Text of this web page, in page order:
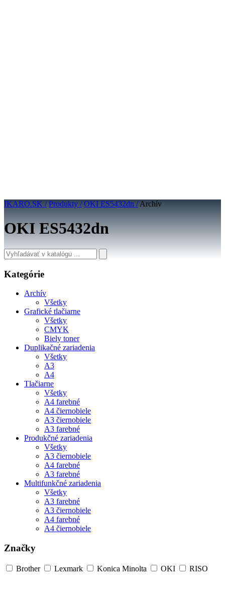
IKARO.SK / Produkty / OKI ES5432dn /Archív
OKI ES5432dn
Kategórie
Archív
Všetky
Grafické tlačiarne
Všetky
CMYK
Biely toner
Duplikačné zariadenia
Všetky
A3
A4
Tlačiarne
Všetky
A4 farebné
A4 čiernobiele
A3 čiernobiele
A3 farebné
Produkčné zariadenia
Všetky
A3 čiernobiele
A4 farebné
A3 farebné
Multifunkčné zariadenia
Všetky
A3 farebné
A3 čiernobiele
A4 farebné
A4 čiernobiele
Značky
Brother Lexmark Konica Minolta OKI RISO